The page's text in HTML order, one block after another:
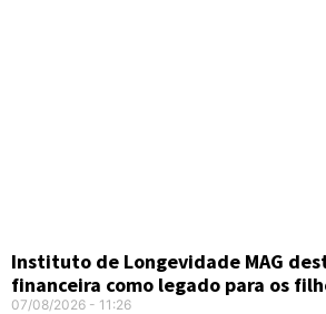
Instituto de Longevidade MAG
financeira como legado para os
07/08/2026 11:26